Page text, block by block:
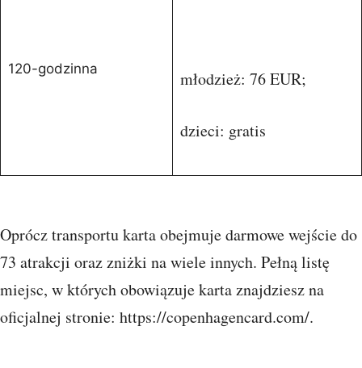
120-godzinna młodzież: 76 EUR;
dzieci: gratis
Oprócz transportu karta obejmuje darmowe wejście do
73 atrakcji oraz zniżki na wiele innych. Pełną listę
miejsc, w których obowiązuje karta znajdziesz na
oficjalnej stronie: https://copenhagencard.com/.